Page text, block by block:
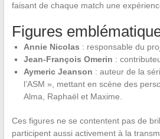
faisant de chaque match une
Figures
Annie Nicolas : responsable du
Jean-François Omerin :
Aymeric Jeanson : auteur de la
l’ASM », mettant en scène des
Alma, Raphaël et Maxime.
Ces figures ne se contentent pas de
participent aussi activement à la